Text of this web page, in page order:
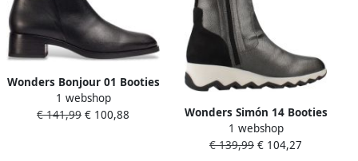
Wonders Bonjour 01 Booties
Zwart Vrouw
1 webshop
€ 141,99 € 100,88
Wonders Simón 14 Booties
Zwart Vrouw
1 webshop
€ 139,99 € 104,27